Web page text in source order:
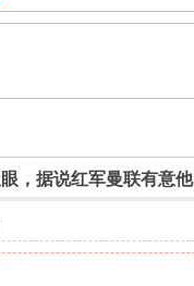
，据说红军曼联有意他